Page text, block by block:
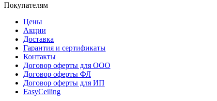
Покупателям
Цены
Акции
Доставка
Гарантия и сертификаты
Контакты
Договор оферты для ООО
Договор оферты ФЛ
Договор оферты для ИП
EasyCeiling